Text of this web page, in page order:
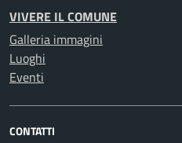
VIVERE IL COMUNE
Galleria immagini
Luoghi
Eventi
CONTATTI